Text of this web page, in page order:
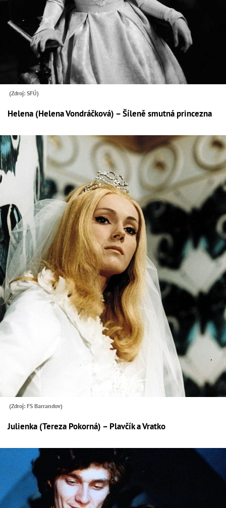
(Zdroj: SFÚ)
Helena (Helena Vondráčková) – Šíleně smutná princezna
(Zdroj: FS Barrandov)
Julienka (Tereza Pokorná) – Plavčík a Vratko